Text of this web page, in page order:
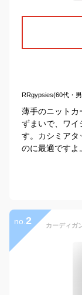
RRgypsies(60代・
薄手のニットカ
ずまいで、ワイ
す。カシミアタ
のに最適ですよ。
no. 2